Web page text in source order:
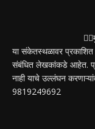
या संकेतस्थळावर
संबंधित लेखकांकडे आहेत.
नाही याचे उल्लंघन
9819249692